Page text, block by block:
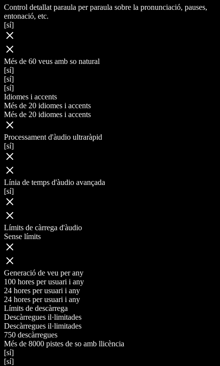
Control detallat paraula per paraula sobre la pronunciació, pauses,
entonació, etc.
[sí]
Més de 60 veus amb so natural
[sí]
[sí]
[sí]
Idiomes i accents
Més de 20 idiomes i accents
Més de 20 idiomes i accents
Processament d'àudio ultraràpid
[sí]
Línia de temps d'àudio avançada
[sí]
Límits de càrrega d'àudio
Sense límits
Generació de veu per any
100 hores per usuari i any
24 hores per usuari i any
24 hores per usuari i any
Límits de descàrrega
Descàrregues il·limitades
Descàrregues il·limitades
750 descàrregues
Més de 8000 pistes de so amb llicència
[sí]
[sí]